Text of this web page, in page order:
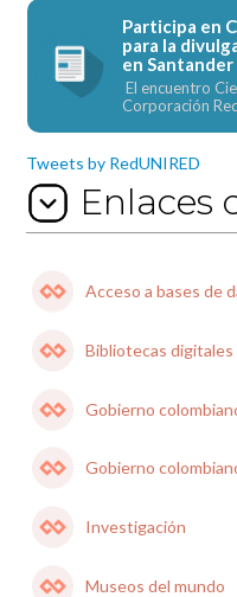
Participa en
para la
en Santander
El encuentro
Corporación
Tweets by RedUNIRED
Enlaces
Acceso a bases de
Bibliotecas digitales
Gobierno
Gobierno
Investigación
Museos del mundo